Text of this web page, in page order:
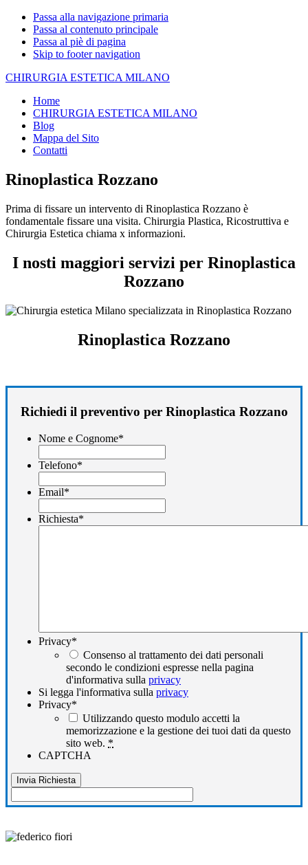
Passa alla navigazione primaria
Passa al contenuto principale
Passa al piè di pagina
Skip to footer navigation
CHIRURGIA ESTETICA MILANO
Home
CHIRURGIA ESTETICA MILANO
Blog
Mappa del Sito
Contatti
Rinoplastica Rozzano
Prima di fissare un intervento di Rinoplastica Rozzano è
fondamentale fissare una visita. Chirurgia Plastica, Ricostruttiva e
Chirurgia Estetica chiama x informazioni.
I nosti maggiori servizi per Rinoplastica
Rozzano
Rinoplastica Rozzano
Richiedi il preventivo per Rinoplastica Rozzano
Nome e Cognome*
Telefono*
Email*
Richiesta*
Privacy*
Consenso al trattamento dei dati personali
secondo le condizioni espresse nella pagina
d'informativa sulla privacy
Si legga l'informativa sulla privacy
Privacy*
Utilizzando questo modulo accetti la
memorizzazione e la gestione dei tuoi dati da questo
sito web. *
CAPTCHA